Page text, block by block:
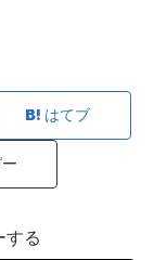
はてブ
する